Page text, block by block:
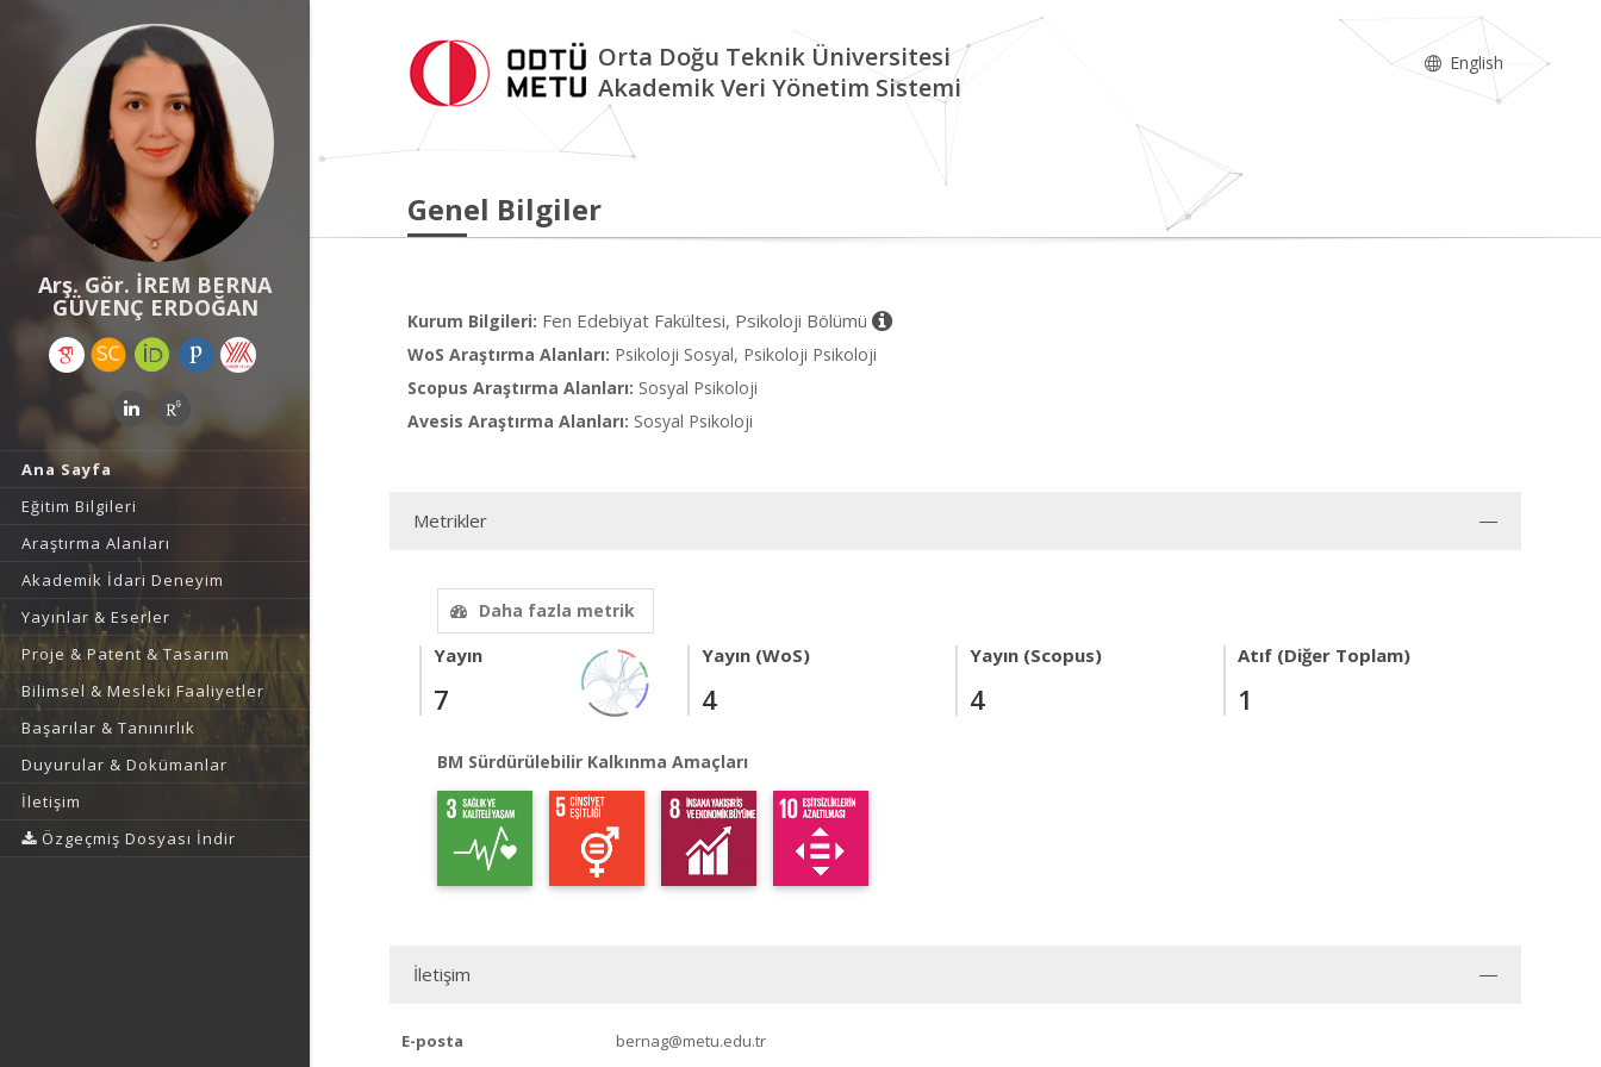
Arş. Gör. İREM BERNA
GÜVENÇ ERDOĞAN
Ana Sayfa
Eğitim Bilgileri
Araştırma Alanları
Akademik İdari Deneyim
Yayınlar & Eserler
Proje & Patent & Tasarım
Bilimsel & Mesleki Faaliyetler
Başarılar & Tanınırlık
Duyurular & Dokümanlar
İletişim
Özgeçmiş Dosyası İndir
Orta Doğu Teknik Üniversitesi
Akademik Veri Yönetim Sistemi
English
Genel Bilgiler
Kurum Bilgileri: Fen Edebiyat Fakültesi, Psikoloji Bölümü
WoS Araştırma Alanları: Psikoloji Sosyal, Psikoloji Psikoloji
Scopus Araştırma Alanları: Sosyal Psikoloji
Avesis Araştırma Alanları: Sosyal Psikoloji
Metrikler
Daha fazla metrik
Yayın
7
Yayın (WoS)
4
Yayın (Scopus)
4
Atıf (Diğer Toplam)
1
BM Sürdürülebilir Kalkınma Amaçları
İletişim
E-posta bernag@metu.edu.tr